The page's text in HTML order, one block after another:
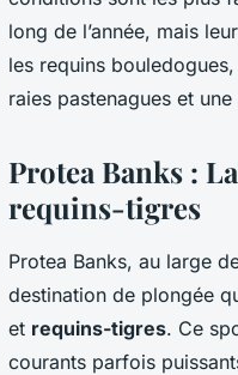
long de l’année, mais
les requins
raies pastenagues et
Protea Banks :
requins-tigres
Protea Banks, au large
destination de plongée
et requins-tigres. Ce
courants parfois